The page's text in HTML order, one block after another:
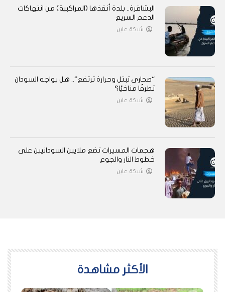
البشاقرة.. بلدة أنقذها (المراكبية) من انتهاكات
الدعم السريع
شبكة عاين
“صحارى تبتل وحرارة ترتفع”.. هل يواجه السودان
تطرفًا مناخيًا؟
شبكة عاين
هجمات المسيرات تضع ملايين السودانيين على
خطوط النار والجوع
شبكة عاين
اﻷكثر مشاهدة